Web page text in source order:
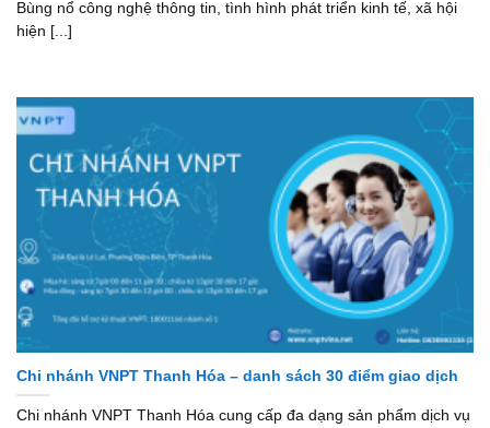
Bùng nổ công nghệ thông tin, tình hình phát triển kinh tế, xã hội
hiện [...]
Chi nhánh VNPT Thanh Hóa – danh sách 30 điểm giao dịch
Chi nhánh VNPT Thanh Hóa cung cấp đa dạng sản phẩm dịch vụ